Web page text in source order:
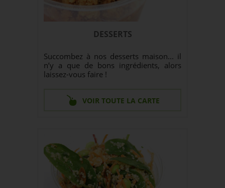
DESSERTS
Succombez à nos desserts maison... il
n’y a que de bons ingrédients, alors
laissez-vous faire !
VOIR TOUTE LA CARTE